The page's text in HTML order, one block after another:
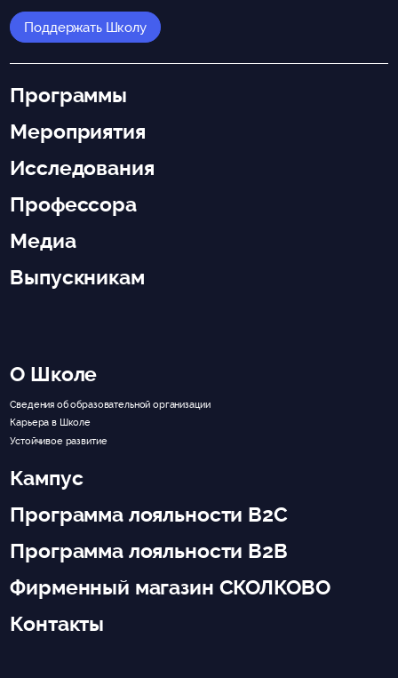
Поддержать Школу
Программы
Мероприятия
Исследования
Профессора
Медиа
Выпускникам
О Школе
Сведения об образовательной организации
Карьера в Школе
Устойчивое развитие
Кампус
Программа лояльности B2C
Программа лояльности B2B
Фирменный магазин СКОЛКОВО
Контакты